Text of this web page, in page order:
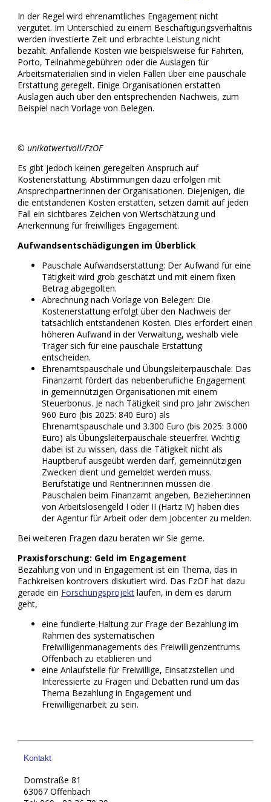
In der Regel wird ehrenamtliches Engagement nicht
vergütet. Im Unterschied zu einem Beschäftigungsverhältnis
werden investierte Zeit und erbrachte Leistung nicht
bezahlt. Anfallende Kosten wie beispielsweise für Fahrten,
Porto, Teilnahmegebühren oder die Auslagen für
Arbeitsmaterialien sind in vielen Fällen über eine pauschale
Erstattung geregelt. Einige Organisationen erstatten
Auslagen auch über den entsprechenden Nachweis, zum
Beispiel nach Vorlage von Belegen.
© unikatwertvoll/FzOF
Es gibt jedoch keinen geregelten Anspruch auf
Kostenerstattung. Abstimmungen dazu erfolgen mit
Ansprechpartner:innen der Organisationen. Diejenigen, die
die entstandenen Kosten erstatten, setzen damit auf jeden
Fall ein sichtbares Zeichen von Wertschätzung und
Anerkennung für freiwilliges Engagement.
Aufwandsentschädigungen im Überblick
Pauschale Aufwandserstattung: Der Aufwand für eine
Tätigkeit wird grob geschätzt und mit einem fixen
Betrag abgegolten.
Abrechnung nach Vorlage von Belegen: Die
Kostenerstattung erfolgt über den Nachweis der
tatsächlich entstandenen Kosten. Dies erfordert einen
höheren Aufwand in der Verwaltung, weshalb viele
Träger sich für eine pauschale Erstattung
entscheiden.
Ehrenamtspauschale und Übungsleiterpauschale: Das
Finanzamt fördert das nebenberufliche Engagement
in gemeinnützigen Organisationen mit einem
Steuerbonus. Je nach Tätigkeit sind pro Jahr zwischen
960 Euro (bis 2025: 840 Euro) als
Ehrenamtspauschale und 3.300 Euro (bis 2025: 3.000
Euro) als Übungsleiterpauschale steuerfrei. Wichtig
dabei ist zu wissen, dass die Tätigkeit nicht als
Hauptberuf ausgeübt werden darf, gemeinnützigen
Zwecken dient und gemeldet werden muss.
Berufstätige und Rentner:innen müssen die
Pauschalen beim Finanzamt angeben, Bezieher:innen
von Arbeitslosengeld I oder II (Hartz IV) haben dies
der Agentur für Arbeit oder dem Jobcenter zu melden.
Bei weiteren Fragen dazu beraten wir Sie gerne.
Praxisforschung: Geld im Engagement
Bezahlung von und in Engagement ist ein Thema, das in
Fachkreisen kontrovers diskutiert wird. Das FzOF hat dazu
gerade ein Forschungsprojekt laufen, in dem es darum
geht,
eine fundierte Haltung zur Frage der Bezahlung im
Rahmen des systematischen
Freiwilligenmanagements des Freiwilligenzentrums
Offenbach zu etablieren und
eine Anlaufstelle für Freiwillige, Einsatzstellen und
Interessierte zu Fragen und Debatten rund um das
Thema Bezahlung in Engagement und
Freiwilligenarbeit zu sein.
Kontakt
Domstraße 81
63067 Offenbach